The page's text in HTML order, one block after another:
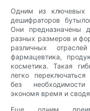
Одним из ключевых
дешифраторов
Они предназначены
разных размеров и
различных
фармацевтика,
косметика. Такая
легко
без
экономя время и